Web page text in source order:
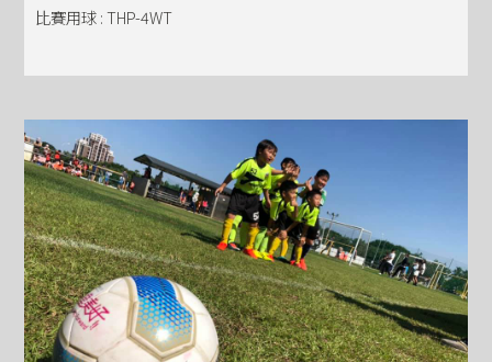
比賽用球 : THP-4WT